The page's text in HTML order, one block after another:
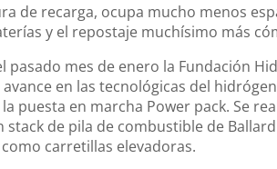
de recarga, ocupa mucho menos
y el repostaje muchísimo más
pasado mes de enero la Fundación
en las tecnológicas del
puesta en marcha Power pack. Se
de pila de combustible de Ballard
carretillas elevadoras.